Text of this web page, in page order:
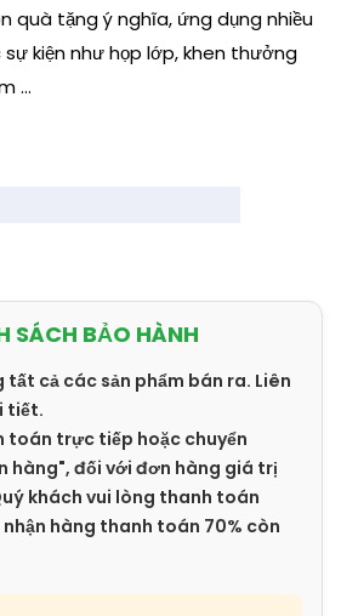
quà tặng ý nghĩa, ứng dụng nhiều
kiện như họp lớp, khen thưởng
...
SÁCH BẢO HÀNH
tất cả các sản phẩm bán ra. Liên
tiết.
toán trực tiếp hoặc chuyển
hàng", đối với đơn hàng giá trị
khách vui lòng thanh toán
hàng thanh toán 70% còn